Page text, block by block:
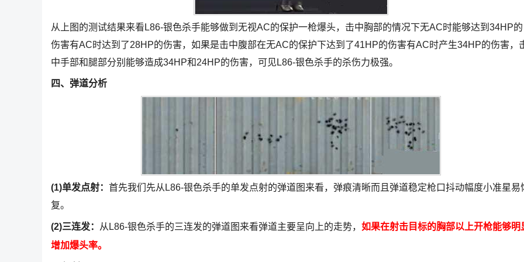
从上图的测试结果来看L86-银色杀手能够做到无视AC的保护一枪爆头，击中胸部的情况下无AC时能够达到34HP的
伤害有AC时达到了28HP的伤害，如果是击中腹部在无AC的保护下达到了41HP的伤害有AC时产生34HP的伤害，
中手部和腿部分别能够造成34HP和24HP的伤害，可见L86-银色杀手的杀伤力极强。
四、弹道分析
(1)单发点射： 首先我们先从L86-银色杀手的单发点射的弹道图来看，弹痕清晰而且弹道稳定枪口抖动幅度小准星易
复。
(2)三连发： 从L86-银色杀手的三连发的弹道图来看弹道主要呈向上的走势， 如果在射击目标的胸部以上开枪能够明
增加爆头率。